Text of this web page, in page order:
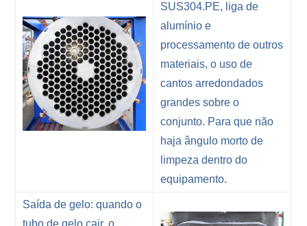
SUS304.PE, liga de
alumínio e
processamento de outros
materiais, o uso de
cantos arredondados
grandes sobre o
conjunto. Para que não
haja ângulo morto de
limpeza dentro do
equipamento.
Saída de gelo: quando o